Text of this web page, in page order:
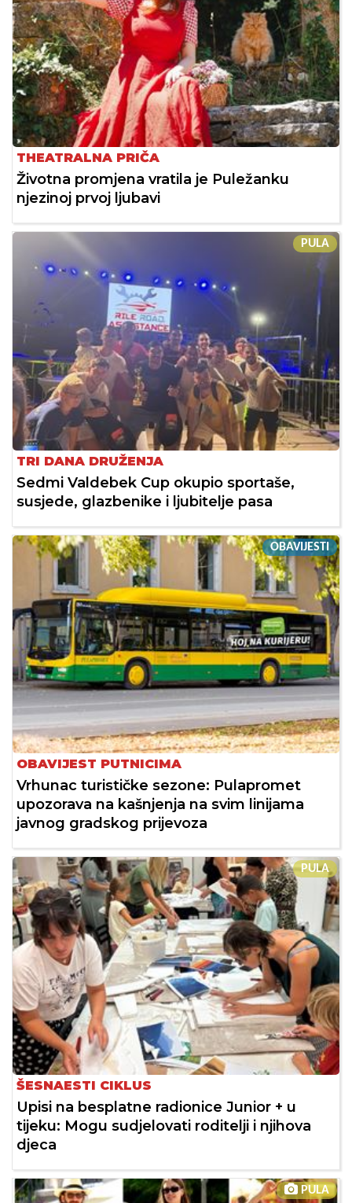
THEATRALNA PRIČA
Životna promjena vratila je Puležanku
njezinoj prvoj ljubavi
PULA
TRI DANA DRUŽENJA
Sedmi Valdebek Cup okupio sportaše,
susjede, glazbenike i ljubitelje pasa
OBAVIJESTI
OBAVIJEST PUTNICIMA
Vrhunac turističke sezone: Pulapromet
upozorava na kašnjenja na svim linijama
javnog gradskog prijevoza
PULA
ŠESNAESTI CIKLUS
Upisi na besplatne radionice Junior + u
tijeku: Mogu sudjelovati roditelji i njihova
djeca
PULA